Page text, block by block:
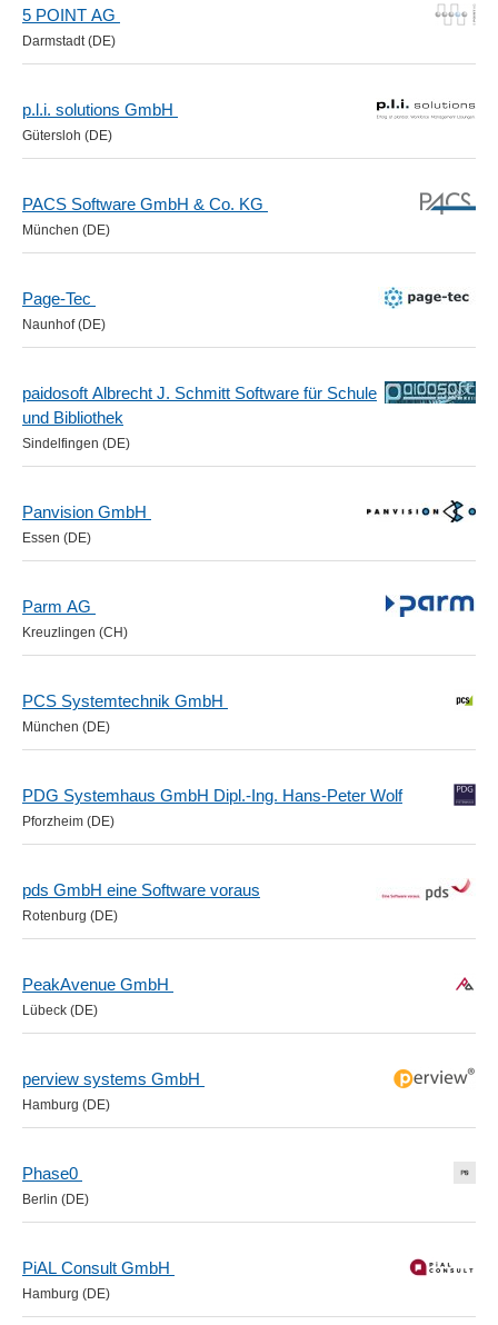
5 POINT AG
Darmstadt (DE)
p.l.i. solutions GmbH
Gütersloh (DE)
PACS Software GmbH & Co. KG
München (DE)
Page-Tec
Naunhof (DE)
paidosoft Albrecht J. Schmitt Software für Schule
und Bibliothek
Sindelfingen (DE)
Panvision GmbH
Essen (DE)
Parm AG
Kreuzlingen (CH)
PCS Systemtechnik GmbH
München (DE)
PDG Systemhaus GmbH Dipl.-Ing. Hans-Peter Wolf
Pforzheim (DE)
pds GmbH eine Software voraus
Rotenburg (DE)
PeakAvenue GmbH
Lübeck (DE)
perview systems GmbH
Hamburg (DE)
Phase0
Berlin (DE)
PiAL Consult GmbH
Hamburg (DE)